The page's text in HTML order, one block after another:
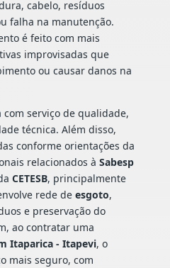
cabelo, resíduos
falha na manutenção.
é feito com mais
improvisadas que
ou causar danos na
com serviço de qualidade,
técnica. Além disso,
conforme orientações da
relacionados à Sabesp
CETESB, principalmente
rede de esgoto,
e preservação do
ao contratar uma
Itaparica - Itapevi, o
mais seguro, com